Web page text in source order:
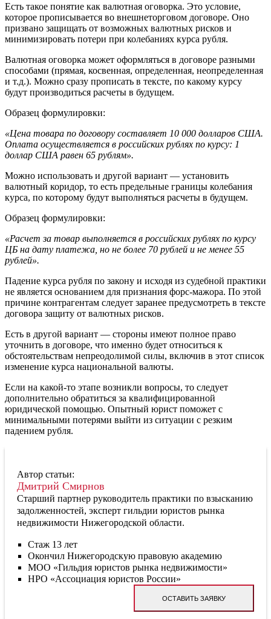
Есть такое понятие как валютная оговорка. Это условие,
которое прописывается во внешнеторговом договоре. Оно
призвано защищать от возможных валютных рисков и
минимизировать потери при колебаниях курса рубля.
Валютная оговорка может оформляться в договоре разными
способами (прямая, косвенная, определенная, неопределенная
и т.д.). Можно сразу прописать в тексте, по какому курсу
будут производиться расчеты в будущем.
Образец формулировки:
«Цена товара по договору составляет 10 000 долларов США.
Оплата осуществляется в российских рублях по курсу: 1
доллар США равен 65 рублям».
Можно использовать и другой вариант — установить
валютный коридор, то есть предельные границы колебания
курса, по которому будут выполняться расчеты в будущем.
Образец формулировки:
«Расчет за товар выполняется в российских рублях по курсу
ЦБ на дату платежа, но не более 70 рублей и не менее 55
рублей».
Падение курса рубля по закону и исходя из судебной практики
не является основанием для признания форс-мажора. По этой
причине контрагентам следует заранее предусмотреть в тексте
договора защиту от валютных рисков.
Есть в другой вариант — стороны имеют полное право
уточнить в договоре, что именно будет относиться к
обстоятельствам непреодолимой силы, включив в этот список
изменение курса национальной валюты.
Если на какой-то этапе возникли вопросы, то следует
дополнительно обратиться за квалифицированной
юридической помощью. Опытный юрист поможет с
минимальными потерями выйти из ситуации с резким
падением рубля.
Автор статьи:
Дмитрий Смирнов
Старший партнер руководитель практики по взысканию
задолженностей, эксперт гильдии юристов рынка
недвижимости Нижегородской области.
Стаж 13 лет
Окончил Нижегородскую правовую академию
МОО «Гильдия юристов рынка недвижимости»
НРО «Ассоциация юристов России»
ОСТАВИТЬ ЗАЯВКУ